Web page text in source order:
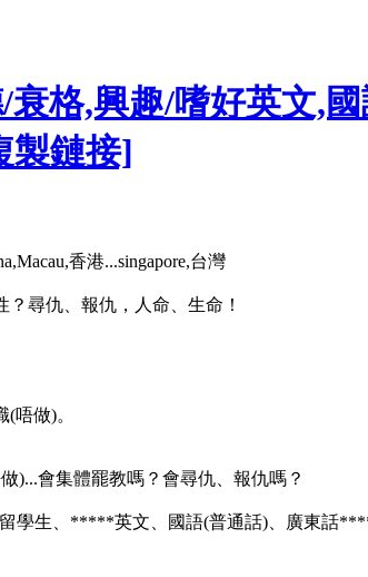
格,興趣/嗜好英文,
製鏈接]
香港...singapore,台灣
尋仇、報仇，人命、生命！
唔做)。
)...會集體罷教嗎？會尋仇、報仇嗎？
學生、*****英文、國語(普通話)、廣東話